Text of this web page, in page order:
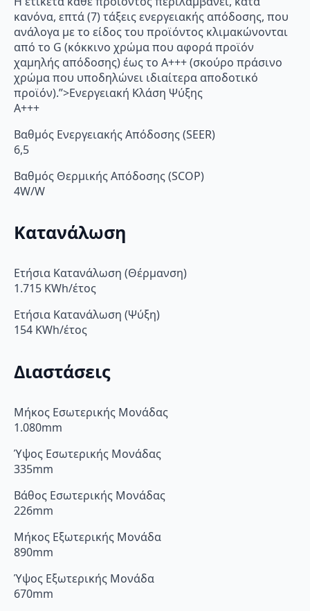
κανόνα, επτά (7) τάξεις ενεργειακής απόδοσης, που
ανάλογα με το είδος του προϊόντος κλιμακώνονται
από το G (κόκκινο χρώμα που αφορά προϊόν
χαμηλής απόδοσης) έως το Α+++ (σκούρο πράσινο
χρώμα που υποδηλώνει ιδιαίτερα αποδοτικό
προϊόν).”>Ενεργειακή Κλάση Ψύξης
A+++
Βαθμός Ενεργειακής Απόδοσης (SEER)
6,5
Βαθμός Θερμικής Απόδοσης (SCOP)
4W/W
Κατανάλωση
Ετήσια Κατανάλωση (Θέρμανση)
1.715 KWh/έτος
Ετήσια Κατανάλωση (Ψύξη)
154 KWh/έτος
Διαστάσεις
Μήκος Εσωτερικής Μονάδας
1.080mm
Ύψος Εσωτερικής Μονάδας
335mm
Βάθος Εσωτερικής Μονάδας
226mm
Μήκος Εξωτερικής Μονάδα
890mm
Ύψος Εξωτερικής Μονάδα
670mm